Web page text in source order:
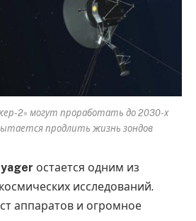
2» могут проработать до 2030-х
продлить жизнь зондов
остается одним из
исследований.
аппаратов и огромное